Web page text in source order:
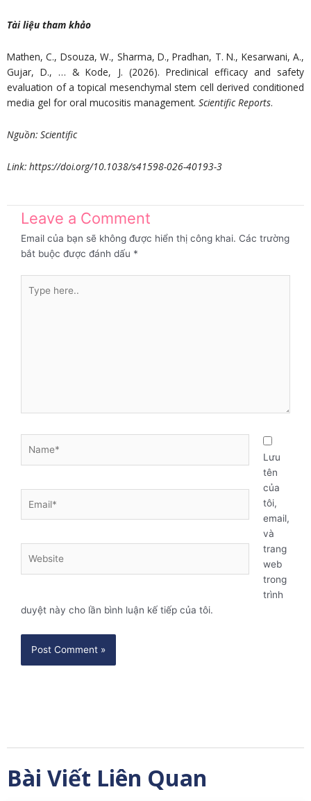
Tài liệu tham khảo
Mathen, C., Dsouza, W., Sharma, D., Pradhan, T. N., Kesarwani, A.,
Gujar, D., … & Kode, J. (2026). Preclinical efficacy and safety
evaluation of a topical mesenchymal stem cell derived conditioned
media gel for oral mucositis management. Scientific Reports.
Nguồn: Scientific
Link: https://doi.org/10.1038/s41598-026-40193-3
Leave a Comment
Email của bạn sẽ không được hiển thị công khai. Các trường
bắt buộc được đánh dấu *
here..
Lưu
tên
của
tôi,
email,
và
trang
web
trong
trình
duyệt này cho lần bình luận kế tiếp của tôi.
Bài Viết Liên Quan